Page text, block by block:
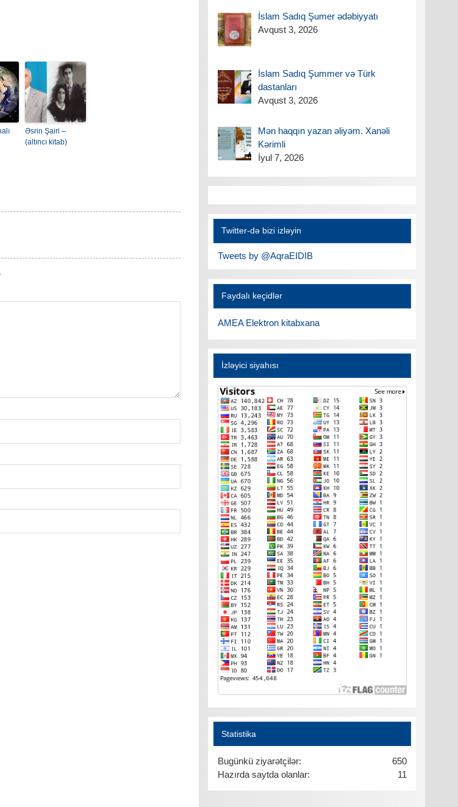
Əsrin Şairi –
(altıncı kitab)
İslam Sadıq Şumer ədəbiyyatı
Avqust 3, 2026
İslam Sadıq Şummer və Türk
dastanları
Avqust 3, 2026
Mən haqqın yazan əliyəm. Xanəli
Kərimli
İyul 7, 2026
Twitter-də bizi izləyin
Tweets by @AqraEIDIB
Faydalı keçidlər
AMEA Elektron kitabxana
İzləyici siyahısı
Statistika
650
Bugünkü ziyarətçilər:
11
Hazırda saytda olanlar: